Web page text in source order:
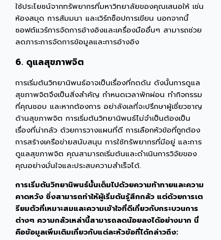
ใช้ประโยชน์จากทรัพยากรที่มหาวิทยาลัยของคุณเสนอให้ เช่น
ห้องสมุด การสัมมนา และเวิร์กช็อปการเขียน นอกจากนี้
ซอฟต์แวร์การจัดการอ้างอิงและเครื่องมืออื่นๆ สามารถช่วย
ลดภาระการจัดการข้อมูลและการอ้างอิง
6. ดูแลสุขภาพจิต
การเริ่มต้นวิทยานิพนธ์อาจเป็นเรื่องที่กดดัน ดังนั้นการดูแล
สุขภาพจิตจึงเป็นสิ่งสำคัญ กำหนดเวลาพักผ่อน ทำกิจกรรม
ที่คุณชอบ และหากต้องการ อย่าลังเลที่จะปรึกษาผู้เชี่ยวชาญ
ด้านสุขภาพจิต การเริ่มต้นวิทยานิพนธ์ไม่จำเป็นต้องเป็น
เรื่องที่น่ากลัว ด้วยการวางแผนที่ดี การเลือกหัวข้อที่ถูกต้อง
การสร้างเครือข่ายสนับสนุน การใช้ทรัพยากรที่มีอยู่ และการ
ดูแลสุขภาพจิต คุณสามารถเริ่มต้นและดำเนินการวิจัยของ
คุณอย่างมั่นใจและประสบความสำเร็จได้.
การเริ่มต้นวิทยานิพนธ์นั้นเต็มไปด้วยความท้าทายและความ
คาดหวัง ซึ่งสามารถทำให้ผู้เริ่มต้นรู้สึกกลัว แต่ด้วยการเต
รียมตัวที่เหมาะสมและความเข้าใจที่ดีเกี่ยวกับกระบวนการ
ต่างๆ ความกลัวเหล่านี้สามารถลดน้อยลงได้อย่างมาก นี่
คือข้อมูลเพิ่มเติมเกี่ยวกับแต่ละหัวข้อที่ได้กล่าวถึง: